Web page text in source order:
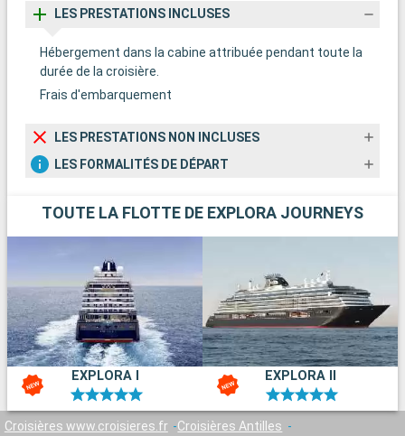
LES PRESTATIONS INCLUSES
Hébergement dans la cabine attribuée pendant toute la
durée de la croisière.
Frais d'embarquement
LES PRESTATIONS NON INCLUSES
LES FORMALITÉS DE DÉPART
TOUTE LA FLOTTE DE EXPLORA JOURNEYS
EXPLORA I EXPLORA II
Croisières www.croisieres.fr
Croisières Antilles